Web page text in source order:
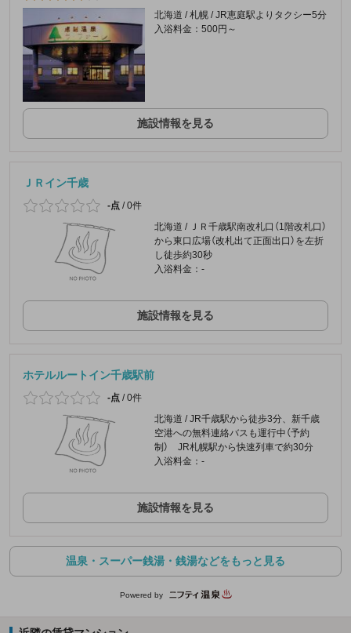
北海道 / 札幌 / JR恵庭駅よりタクシー5分
入浴料金：500円～
施設情報を見る
ＪＲイン千歳
-点 /0件
北海道 / ＪＲ千歳駅南改札口（1階改札口）
から東口広場（改札出て正面出口）を左折
し徒歩約30秒
入浴料金：-
施設情報を見る
ホテルルートイン千歳駅前
-点 /0件
北海道 / JR千歳駅から徒歩3分、新千歳
空港への無料連絡バスも運行中（予約
制） JR札幌駅から快速列車で約30分
入浴料金：-
施設情報を見る
温泉・スーパー銭湯・銭湯などをもっと見る
Powered by